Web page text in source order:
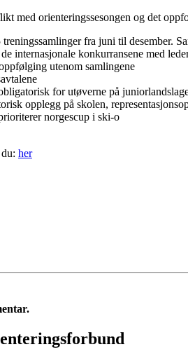
med orienteringssesongen og det
fra juni til desember.
internasjonale konkurransene med
utenom samlingene
for utøverne på
opplegg på skolen,
norgescup i ski-o
her